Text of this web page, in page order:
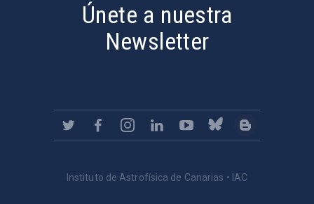
Únete a nuestra
Newsletter
Instituto de Astrofísica de Canarias • IAC